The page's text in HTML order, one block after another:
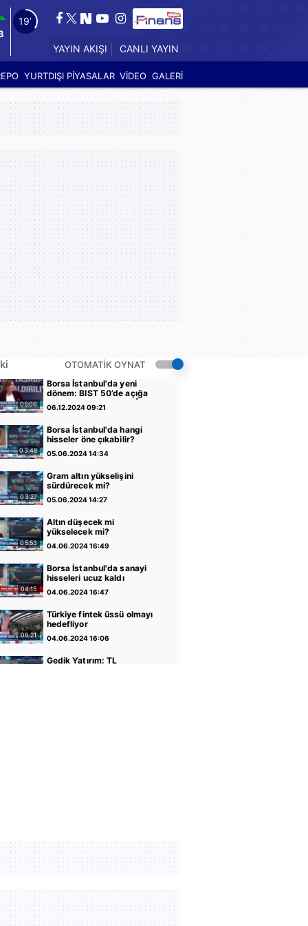
18’
YAYIN AKIŞI CANLI YAYIN
YURTDIŞI PİYASALAR VİDEO GALERİ
OTOMATİK OYNAT
05:06
Borsa İstanbul'da yeni
dönem: BIST 50’de açığa
satış yasağı kaldırıldı |
Video
06.12.2024 09:21
03:48
Borsa İstanbul'da hangi
hisseler öne çıkabilir?
05.06.2024 14:34
03:27
Gram altın yükselişini
sürdürecek mi?
05.06.2024 14:27
05:53
Altın düşecek mi
yükselecek mi?
04.06.2024 16:49
04:15
Borsa İstanbul'da sanayi
hisseleri ucuz kaldı
04.06.2024 16:47
08:21
Türkiye fintek üssü olmayı
hedefliyor
04.06.2024 16:06
Gedik Yatırım: TL
01:12
İnfo Yatırım: Ons altın için
2400 seviyesi önemli
30.04.2024 17:02
35:30
TCMB Başkanı Fatih
Karahan: Parasal sıkılığı
koruyacağız
08.02.2024 11:36